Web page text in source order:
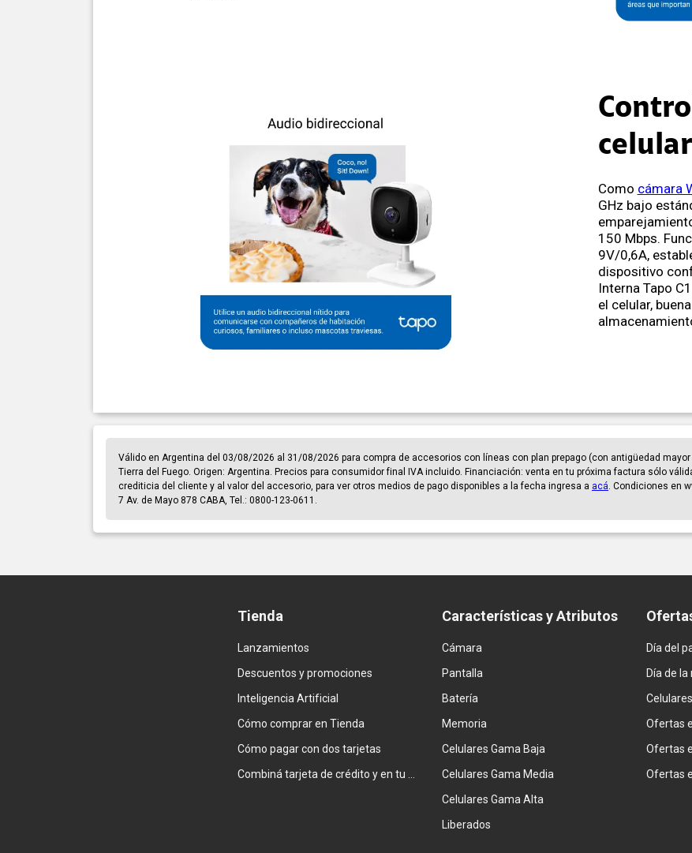
celular
Como cámara
GHz bajo
150 Mbps.
9V/0,6A,
dispositivo
Interna Tapo
el celular,
Válido en Argentina del 03/08/2026 al 31/08/2026 para compra de accesorios con líneas con plan prepago (con antigüedad
Tierra del Fuego. Origen: Argentina. Precios para consumidor final IVA incluido. Financiación: venta en tu próxima factura sólo
crediticia del cliente y al valor del accesorio, para ver otros medios de pago disponibles a la fecha ingresa a acá. Condiciones en
7 Av. de Mayo 878 CABA, Tel.: 0800-123-0611.
Tienda
Lanzamientos
Descuentos y promociones
Inteligencia Artificial
Cómo comprar en Tienda
Cómo pagar con dos tarjetas
Características y Atributos
Cámara
Pantalla
Batería
Memoria
Celulares Gama Baja
Celulares Gama Media
Celulares Gama Alta
Liberados
Día del
Día de
Ofertas
Ofertas
Ofertas